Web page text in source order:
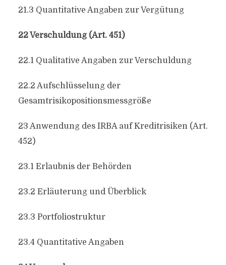
21.3 Quantitative Angaben zur Vergütung
22 Verschuldung (Art. 451)
22.1 Qualitative Angaben zur Verschuldung
22.2 Aufschlüsselung der
Gesamtrisikopositionsmessgröße
23 Anwendung des IRBA auf Kreditrisiken (Art.
452)
23.1 Erlaubnis der Behörden
23.2 Erläuterung und Überblick
23.3 Portfoliostruktur
23.4 Quantitative Angaben